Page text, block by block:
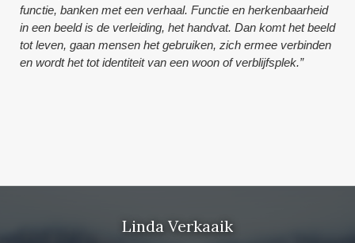
functie, banken met een verhaal. Functie en herkenbaarheid
in een beeld is de verleiding, het handvat. Dan komt het beeld
tot leven, gaan mensen het gebruiken, zich ermee verbinden
en wordt het tot identiteit van een woon of verblijfsplek.”
Linda Verkaaik